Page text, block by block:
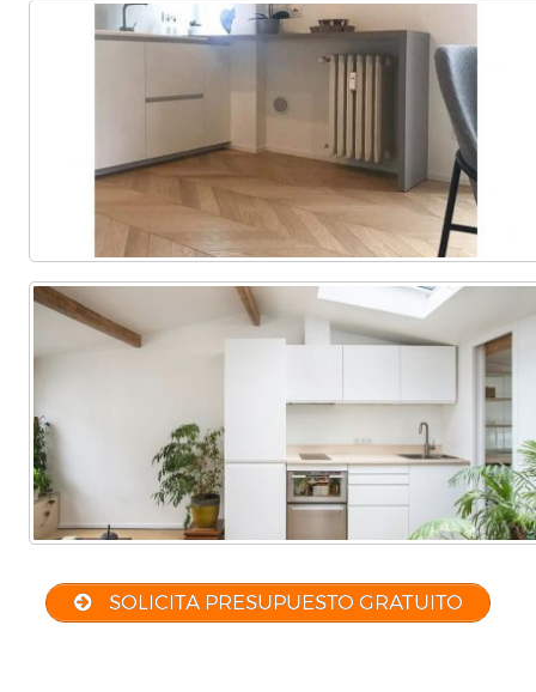
SOLICITA PRESUPUESTO GRATUITO